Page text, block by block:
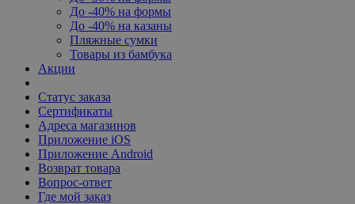
До -40% на формы
До -40% на казаны
Пляжные сумки
Товары из бамбука
Акции
Статус заказа
Сертификаты
Адреса магазинов
Приложение iOS
Приложение Android
Возврат товара
Вопрос-ответ
Где мой заказ